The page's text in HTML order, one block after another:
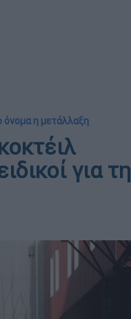
όνομα η μετάλλαξη
για τη